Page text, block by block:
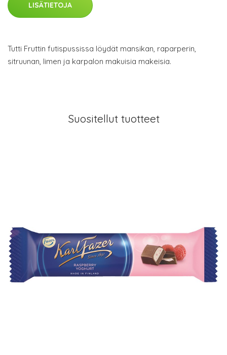
LISÄTIETOJA
Tutti Fruttin futispussissa löydät mansikan, raparperin,
sitruunan, limen ja karpalon makuisia makeisia.
Suositellut tuotteet